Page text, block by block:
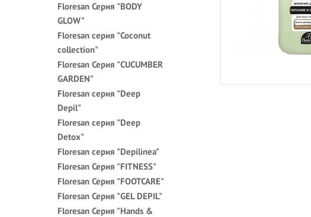
Floresan Серия "BODY
GLOW"
Floresan серия "Coconut
collection"
Floresan Серия "CUCUMBER
GARDEN"
Floresan серия "Deep
Depil"
Floresan серия "Deep
Detox"
Floresan серия "Depilinea"
Floresan Серия "FITNESS"
Floresan Серия "FOOTCARE"
Floresan Серия "GEL DEPIL"
Floresan Серия "Hands &